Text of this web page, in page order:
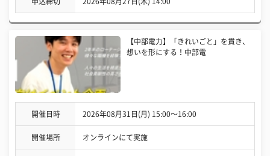
【中部電力】「きれいごと」を貫き、
想いを形にする！中部電
開催日時 2026年08月31日(月) 15:00〜16:00
開催場所 オンラインにて実施